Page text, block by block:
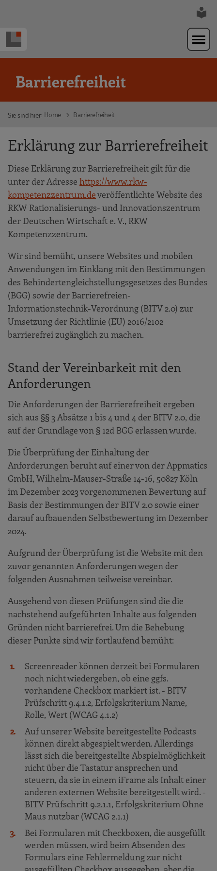
Barrierefreiheit
Sie sind hier: Home Barrierefreiheit
Erklärung zur Barrierefreiheit
Diese Erklärung zur Barrierefreiheit gilt für die
unter der Adresse https://www.rkw-
kompetenzzentrum.deveröffentlichte Website des
RKW Rationalisierungs- und Innovationszentrum
der Deutschen Wirtschaft e. V., RKW
Kompetenzzentrum.
Wir sind bemüht, unsere Websites und mobilen
Anwendungen im Einklang mit den Bestimmungen
des Behindertengleichstellungsgesetzes des Bundes
(BGG) sowie der Barrierefreien-
Informationstechnik-Verordnung (BITV 2.0) zur
Umsetzung der Richtlinie (EU) 2016/2102
barrierefrei zugänglich zu machen.
Stand der Vereinbarkeit mit den
Anforderungen
Die Anforderungen der Barrierefreiheit ergeben
sich aus §§ 3 Absätze 1 bis 4 und 4 der BITV 2.0, die
auf der Grundlage von § 12d BGG erlassen wurde.
Die Überprüfung der Einhaltung der
Anforderungen beruht auf einer von der Appmatics
GmbH, Wilhelm-Mauser-Straße 14-16, 50827 Köln
im Dezember 2023 vorgenommenen Bewertung auf
Basis der Bestimmungen der BITV 2.0 sowie einer
darauf aufbauenden Selbstbewertung im Dezember
2024.
Aufgrund der Überprüfung ist die Website mit den
zuvor genannten Anforderungen wegen der
folgenden Ausnahmen teilweise vereinbar.
Ausgehend von diesen Prüfungen sind die die
nachstehend aufgeführten Inhalte aus folgenden
Gründen nicht barrierefrei. Um die Behebung
dieser Punkte sind wir fortlaufend bemüht:
Screenreader können derzeit bei Formularen
noch nicht wiedergeben, ob eine ggfs.
vorhandene Checkbox markiert ist. - BITV
Prüfschritt 9.4.1.2, Erfolgskriterium Name,
Rolle, Wert (WCAG 4.1.2)
Auf unserer Website bereitgestellte Podcasts
können direkt abgespielt werden. Allerdings
lässt sich die bereitgestellte Abspielmöglichkeit
nicht über die Tastatur ansprechen und
steuern, da sie in einem iFrame als Inhalt einer
anderen externen Website bereitgestellt wird. -
BITV Prüfschritt 9.2.1.1, Erfolgskriterium Ohne
Maus nutzbar (WCAG 2.1.1)
Bei Formularen mit Checkboxen, die ausgefüllt
werden müssen, wird beim Absenden des
Formulars eine Fehlermeldung zur nicht